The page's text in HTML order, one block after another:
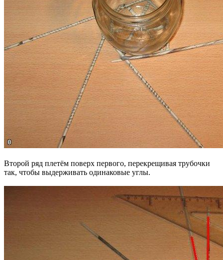
Второй ряд плетём поверх первого, перекрещивая трубочки
так, чтобы выдерживать одинаковые углы.